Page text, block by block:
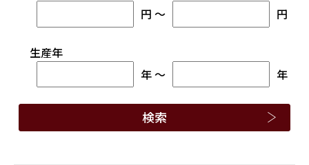
円 ～ 円
生産年
年 ～ 年